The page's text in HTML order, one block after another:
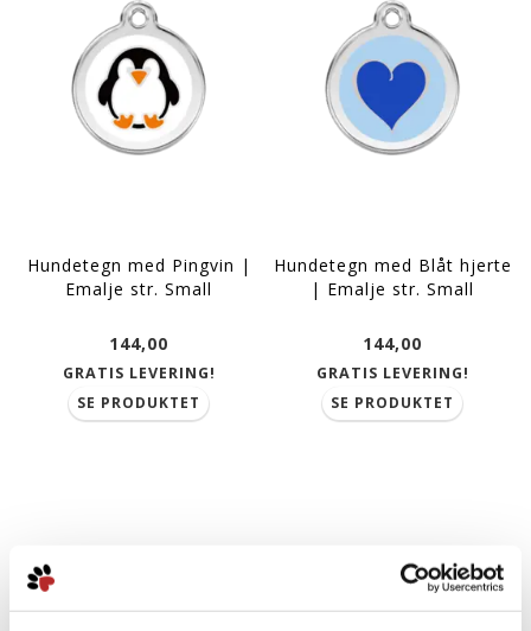
Hundetegn med Pingvin |
Emalje str. Small
144,00
GRATIS LEVERING!
SE PRODUKTET
Hundetegn med Blåt hjerte
| Emalje str. Small
144,00
GRATIS LEVERING!
SE PRODUKTET